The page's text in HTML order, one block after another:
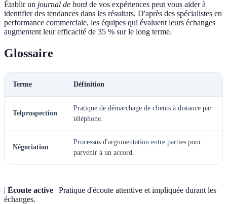
Établir un journal de bord de vos expériences peut vous aider à
identifier des tendances dans les résultats. D'après des spécialistes en
performance commerciale, les équipes qui évaluent leurs échanges
augmentent leur efficacité de 35 % sur le long terme.
Glossaire
Terme Définition
Telprospection
Pratique de démarchage de clients à distance par
téléphone.
Négociation
Processus d'argumentation entre parties pour
parvenir à un accord.
| Écoute active | Pratique d'écoute attentive et impliquée durant les
échanges.